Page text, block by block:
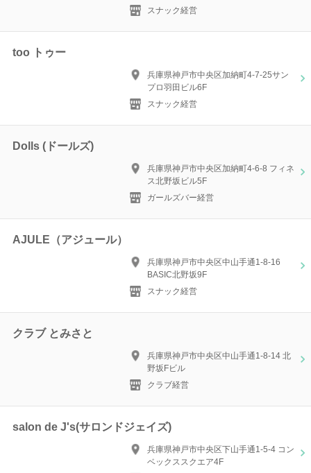
スナック経営
too トゥー
兵庫県神戸市中央区加納町4-7-25サン
プロ羽田ビル6F
スナック経営
Dolls (ドールズ)
兵庫県神戸市中央区加納町4-6-8 フィネ
ス北野坂ビル5F
ガールズバー経営
AJULE（アジュール）
兵庫県神戸市中央区中山手通1-8-16
BASIC北野坂9F
スナック経営
クラブ とみさと
兵庫県神戸市中央区中山手通1-8-14 北
野坂Fビル
クラブ経営
salon de J's(サロンドジェイズ)
兵庫県神戸市中央区下山手通1-5-4 コン
ベックススクエア4F